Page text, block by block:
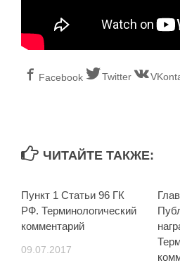
Facebook Twitter
ЧИТАЙТЕ ТАКЖЕ:
Пункт 1 Статьи 96 ГК
РФ. Терминологический
комментарий
09.07.2017